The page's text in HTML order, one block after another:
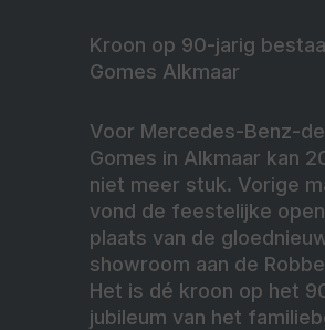
Kroon op 90-jarig
Gomes Alkmaar
Voor Mercedes-Benz-
Gomes in Alkmaar kan
niet meer stuk. Vorige
vond de feestelijke
plaats van de
showroom aan de
Het is dé kroon op het
jubileum van het